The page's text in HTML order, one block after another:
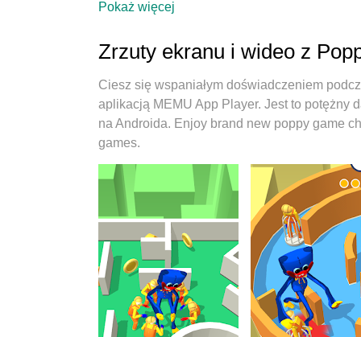
tak długo, jak chcesz, bez ograniczeń baterii,
naszej wiedzy, znakomity, wstępnie
Playtime jest prawdziwą grą na PC.
granie na 2 lub więcej kontach na tym
pełny potencjał twojego komputera, sprawić,
także o cały proces czerpania radości z
Pokaż więcej
Zrzuty ekranu i wideo z
Ciesz się wspaniałym doświadczeniem
aplikacją MEMU App Player. Jest to potężny
na Androida. Enjoy brand new poppy game
games.